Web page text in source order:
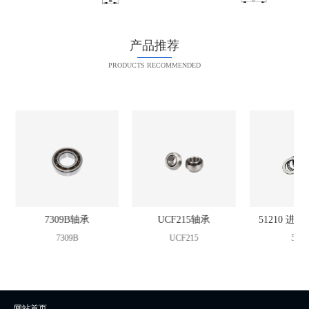
产品推荐
PRODUCTS RECOMMENDED
7309B轴承
7309B
UCF215轴承
UCF215
51210 进口